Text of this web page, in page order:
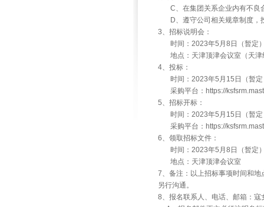
C、在集团关系企业内有不良
D、遵守公司相关规章制度，
3、招标说明会：
时间：2023年5月8日（暂定
地点：天津顶津会议室（天津
4、投标：
时间：2023年5月15日（暂定
采购平台：https://
5、招标开标：
时间：2023年5月15日（暂定
采购平台：https://
6、领取招标文件：
时间：2023年5月8日（暂定
地点：天津顶津会议室
7、备注：以上招标事项时间和
另行沟通。
8、报名联系人、电话、邮箱：